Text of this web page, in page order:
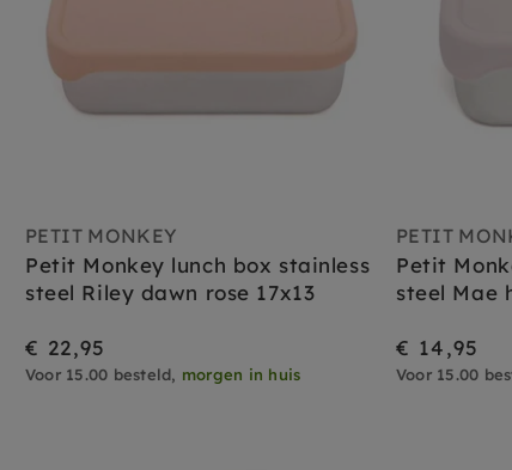
PETIT MONKEY
Petit Monkey lunch box stainless
steel Riley dawn rose 17x13
€ 22,95
Voor 15.00 besteld, morgen in huis
PETIT
Petit
steel Mae
€ 14,95
Voor 15.00